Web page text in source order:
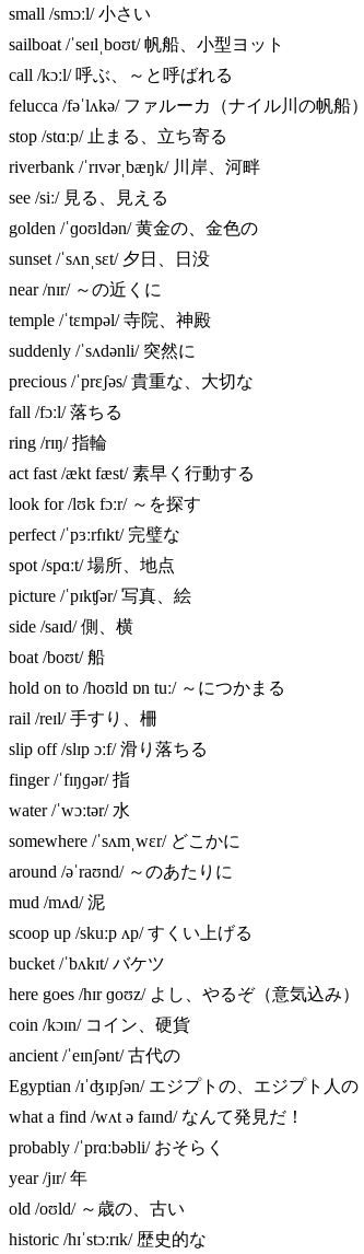
small /smɔːl/ 小さい
sailboat /ˈseɪlˌboʊt/ 帆船、小型ヨット
call /kɔːl/ 呼ぶ、～と呼ばれる
felucca /fəˈlʌkə/ ファルーカ（ナイル川の帆船）
stop /stɑːp/ 止まる、立ち寄る
riverbank /ˈrɪvərˌbæŋk/ 川岸、河畔
see /siː/ 見る、見える
golden /ˈɡoʊldən/ 黄金の、金色の
sunset /ˈsʌnˌsɛt/ 夕日、日没
near /nɪr/ ～の近くに
temple /ˈtɛmpəl/ 寺院、神殿
suddenly /ˈsʌdənli/ 突然に
precious /ˈprɛʃəs/ 貴重な、大切な
fall /fɔːl/ 落ちる
ring /rɪŋ/ 指輪
act fast /ækt fæst/ 素早く行動する
look for /lʊk fɔːr/ ～を探す
perfect /ˈpɜːrfɪkt/ 完璧な
spot /spɑːt/ 場所、地点
picture /ˈpɪkʧər/ 写真、絵
side /saɪd/ 側、横
boat /boʊt/ 船
hold on to /hoʊld ɒn tuː/ ～につかまる
rail /reɪl/ 手すり、柵
slip off /slɪp ɔːf/ 滑り落ちる
finger /ˈfɪŋɡər/ 指
water /ˈwɔːtər/ 水
somewhere /ˈsʌmˌwɛr/ どこかに
around /əˈraʊnd/ ～のあたりに
mud /mʌd/ 泥
scoop up /skuːp ʌp/ すくい上げる
bucket /ˈbʌkɪt/ バケツ
here goes /hɪr ɡoʊz/ よし、やるぞ（意気込み）
coin /kɔɪn/ コイン、硬貨
ancient /ˈeɪnʃənt/ 古代の
Egyptian /ɪˈʤɪpʃən/ エジプトの、エジプト人の
what a find /wʌt ə faɪnd/ なんて発見だ！
probably /ˈprɑːbəbli/ おそらく
year /jɪr/ 年
old /oʊld/ ～歳の、古い
historic /hɪˈstɔːrɪk/ 歴史的な